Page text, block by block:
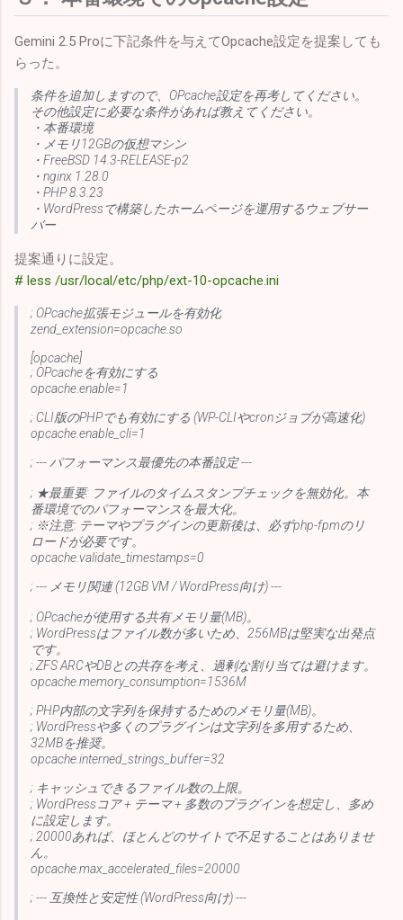
Gemini 2.5 Proに下記条件を与えてOpcache設定を提案しても
らった。
条件を追加しますので、OPcache設定を再考してください。
その他設定に必要な条件があれば教えてください。
・本番環境
・メモリ12GBの仮想マシン
・FreeBSD 14.3-RELEASE-p2
・nginx 1.28.0
・PHP 8.3.23
・WordPressで構築したホームページを運用するウェブサー
バー
提案通りに設定。
# less /usr/local/etc/php/ext-10-opcache.ini
; OPcache拡張モジュールを有効化
zend_extension=opcache.so
[opcache]
; OPcacheを有効にする
opcache.enable=1
; CLI版のPHPでも有効にする (WP-CLIやcronジョブが高速化)
opcache.enable_cli=1
; --- パフォーマンス最優先の本番設定 ---
; ★最重要: ファイルのタイムスタンプチェックを無効化。本
番環境でのパフォーマンスを最大化。
; ※注意: テーマやプラグインの更新後は、必ずphp-fpmのリ
ロードが必要です。
opcache.validate_timestamps=0
; --- メモリ関連 (12GB VM / WordPress向け) ---
; OPcacheが使用する共有メモリ量(MB)。
; WordPressはファイル数が多いため、256MBは堅実な出発点
です。
; ZFS ARCやDBとの共存を考え、過剰な割り当ては避けます。
opcache.memory_consumption=1536M
; PHP内部の文字列を保持するためのメモリ量(MB)。
; WordPressや多くのプラグインは文字列を多用するため、
32MBを推奨。
opcache.interned_strings_buffer=32
; キャッシュできるファイル数の上限。
; WordPressコア + テーマ + 多数のプラグインを想定し、多め
に設定します。
; 20000あれば、ほとんどのサイトで不足することはありませ
ん。
opcache.max_accelerated_files=20000
; --- 互換性と安定性 (WordPress向け) ---